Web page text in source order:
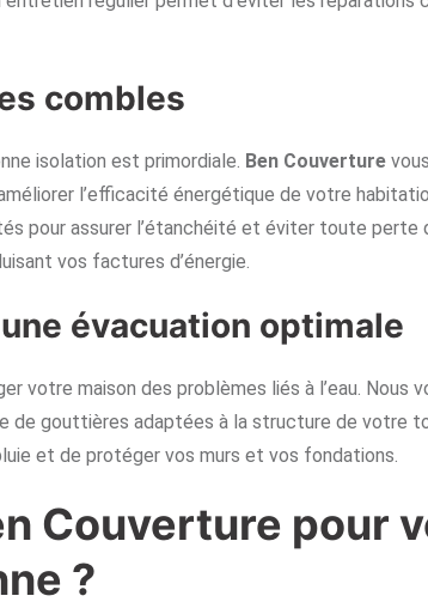
combles
isolation est primordiale. Ben Couverture vous
l’efficacité énergétique de votre
pour assurer l’étanchéité et éviter toute perte
vos factures d’énergie.
évacuation optimale
votre maison des problèmes liés à l’eau. Nous
de gouttières adaptées à la structure de votre
et de protéger vos murs et vos fondations.
Couverture pour
?